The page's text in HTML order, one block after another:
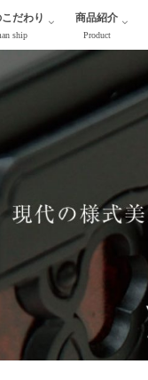
だわり
ship
商品紹介
Product